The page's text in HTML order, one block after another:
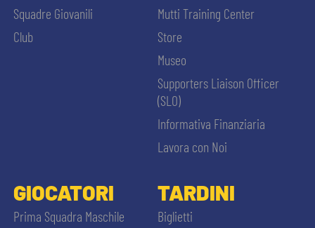
Squadre Giovanili
Club
Mutti Training Center
Store
Museo
Supporters Liaison Officer
(SLO)
Informativa Finanziaria
Lavora con Noi
GIOCATORI
Prima Squadra Maschile
TARDINI
Biglietti